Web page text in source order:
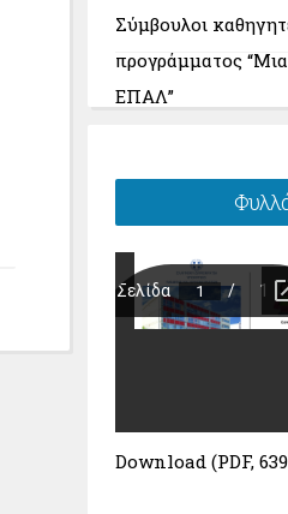
Σύμβουλοι
προγράμματος
ΕΠΑΛ”
Download (PDF,